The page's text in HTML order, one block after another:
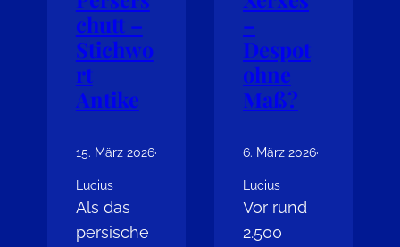
chutt –
Stichwo
rt
Antike
15. März 2026·
Lucius
Als das
persische
–
Despot
ohne
Maß?
6. März 2026·
Lucius
Vor rund
2.500